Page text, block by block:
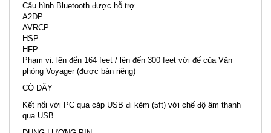
Cấu hình Bluetooth được hỗ trợ
A2DP
AVRCP
HSP
HFP
Phạm vi: lên đến 164 feet / lên đến 300 feet với đế của Văn
phòng Voyager (được bán riêng)
CÓ DÂY
Kết nối với PC qua cáp USB đi kèm (5ft) với chế độ âm thanh
qua USB